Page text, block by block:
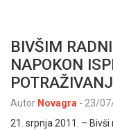
BIVŠIM
NAPOKON
Autor Novagra - 23/
21. srpnja 2011. –